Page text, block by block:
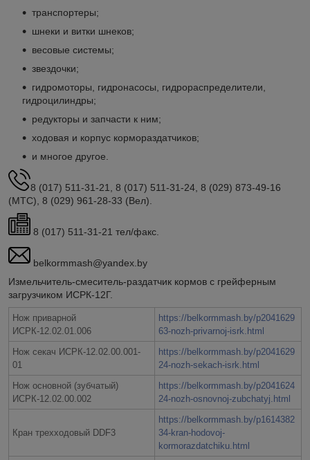
транспортеры;
шнеки и витки шнеков;
весовые системы;
звездочки;
гидромоторы, гидронасосы, гидрораспределители,
гидроцилиндры;
редукторы и запчасти к ним;
ходовая и корпус кормораздатчиков;
и многое другое.
8 (017) 511-31-21, 8 (017) 511-31-24, 8 (029) 873-49-16
(МТС), 8 (029) 961-28-33 (Вел).
8 (017) 511-31-21 тел/факс.
belkormmash@yandex.by
Измельчитель-смеситель-раздатчик кормов с грейферным
загрузчиком ИСРК-12Г.
Нож приварной
ИСРК-12.02.01.006
https://belkormmash.by/p2041629
63-nozh-privarnoj-isrk.html
Нож секач ИСРК-12.02.00.001-
01
https://belkormmash.by/p2041629
24-nozh-sekach-isrk.html
Нож основной (зубчатый)
ИСРК-12.02.00.002
https://belkormmash.by/p2041624
24-nozh-osnovnoj-zubchatyj.html
Кран трехходовый DDF3
https://belkormmash.by/p1614382
34-kran-hodovoj-
kormorazdatchiku.html